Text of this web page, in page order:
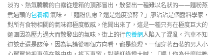
淡的、熱氣騰騰的白霧從燈箱的頂部冒出，散發出一種難以名狀的——麵粉蒸
煮過頭的包養網氣味。「麵粉焦慮？還是過度發酵？」廖沾沾是個醬料學家，
對所有食物相關的氣味都極度敏感。他聞出來了，這是一種只有在極度巨大的
麵團因為壓力過大而散發出的氣味。街上的行包養網人陷入了混亂。汽車不知
道該走還是該停，因為無論從哪個方向看，都是綠燈。一個穿著西裝的男人小